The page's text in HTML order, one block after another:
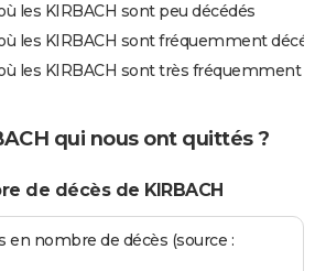
les KIRBACH sont peu décédés
les KIRBACH sont fréquemment
les KIRBACH sont très fréquemment
qui nous ont quittés ?
de décès de KIRBACH
en nombre de décès (source :